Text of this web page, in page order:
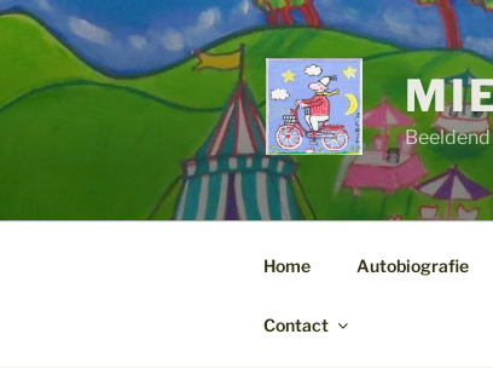
Ga
inhoud
Home Autobiografie
Contact